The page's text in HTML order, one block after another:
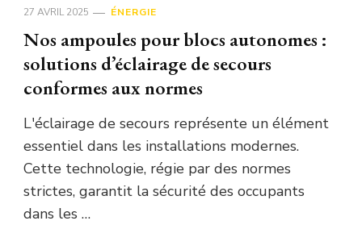
27 AVRIL 2025 ÉNERGIE
Nos ampoules pour blocs autonomes :
solutions d’éclairage de secours
conformes aux normes
L'éclairage de secours représente un élément
essentiel dans les installations modernes.
Cette technologie, régie par des normes
strictes, garantit la sécurité des occupants
dans les …